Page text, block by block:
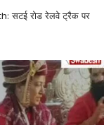
सटई रोड रेलवे ट्रैक पर